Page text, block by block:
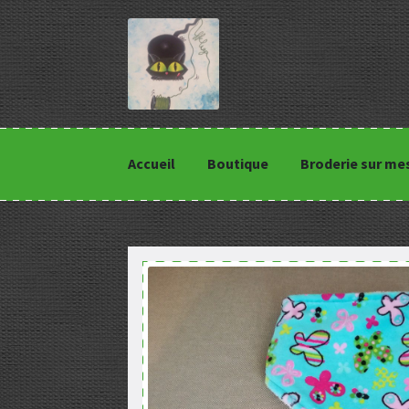
Accueil Boutique Broderie sur
Accueil Boutique Broderie sur mesure
PanierPolitique de confidentialité